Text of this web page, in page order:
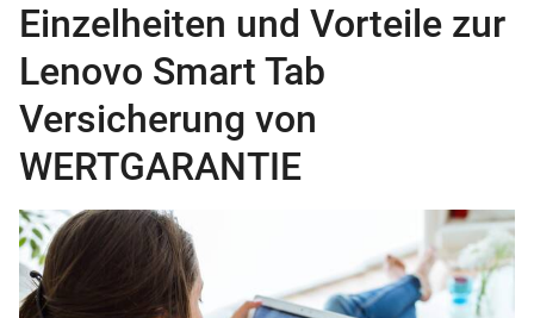
Einzelheiten und Vorteile zur
Lenovo Smart Tab
Versicherung von
WERTGARANTIE